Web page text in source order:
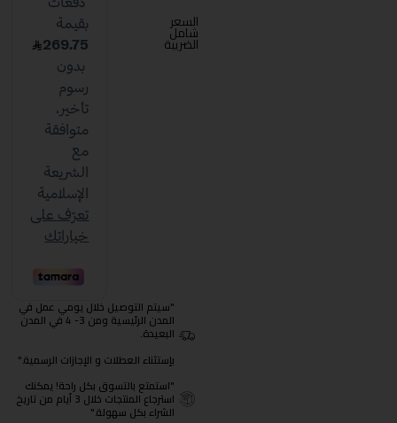
السعر
شامل
الضريبة
"سيتم التوصيل خلال يومي عمل في
المدن الرئيسية ومن 3- 4 في المدن
البعيدة.
بإستثناء العطلات و الإجازات الرسمية."
"استمتع بالتسوق بكل راحة! يمكنك
استرجاع المنتجات خلال 3 أيام من تاريخ
الشراء بكل سهولة."